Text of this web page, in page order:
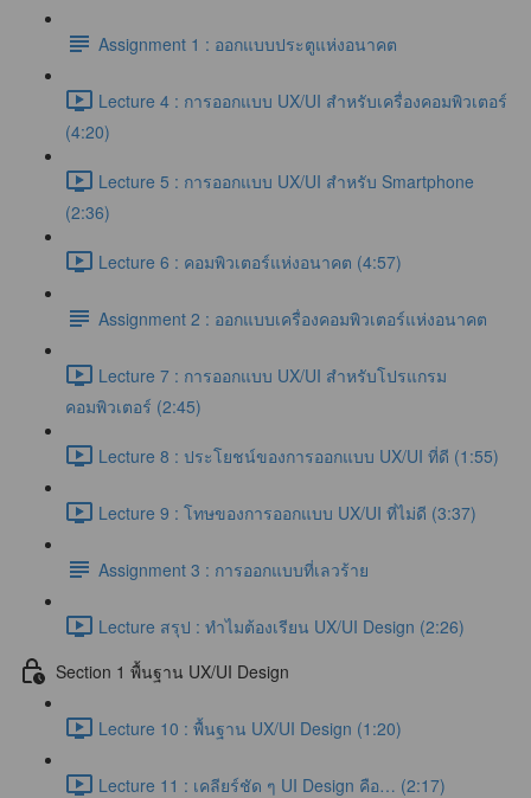
Assignment 1 : ออกแบบประตูแห่งอนาคต
Lecture 4 : การออกแบบ UX/UI สำหรับเครื่องคอมพิวเตอร์
(4:20)
Lecture 5 : การออกแบบ UX/UI สำหรับ Smartphone
(2:36)
Lecture 6 : คอมพิวเตอร์แห่งอนาคต (4:57)
Assignment 2 : ออกแบบเครื่องคอมพิวเตอร์แห่งอนาคต
Lecture 7 : การออกแบบ UX/UI สำหรับโปรแกรม
คอมพิวเตอร์ (2:45)
Lecture 8 : ประโยชน์ของการออกแบบ UX/UI ที่ดี (1:55)
Lecture 9 : โทษของการออกแบบ UX/UI ที่ไม่ดี (3:37)
Assignment 3 : การออกแบบที่เลวร้าย
Lecture สรุป : ทำไมต้องเรียน UX/UI Design (2:26)
Section 1 พื้นฐาน UX/UI Design
Lecture 10 : พื้นฐาน UX/UI Design (1:20)
Lecture 11 : เคลียร์ชัด ๆ UI Design คือ… (2:17)